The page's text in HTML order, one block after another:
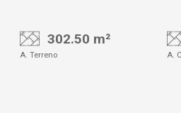
302.50 m²
A. Terreno A.